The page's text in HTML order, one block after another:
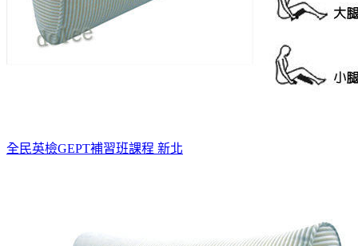
全民英檢GEPT補習班課程 新北